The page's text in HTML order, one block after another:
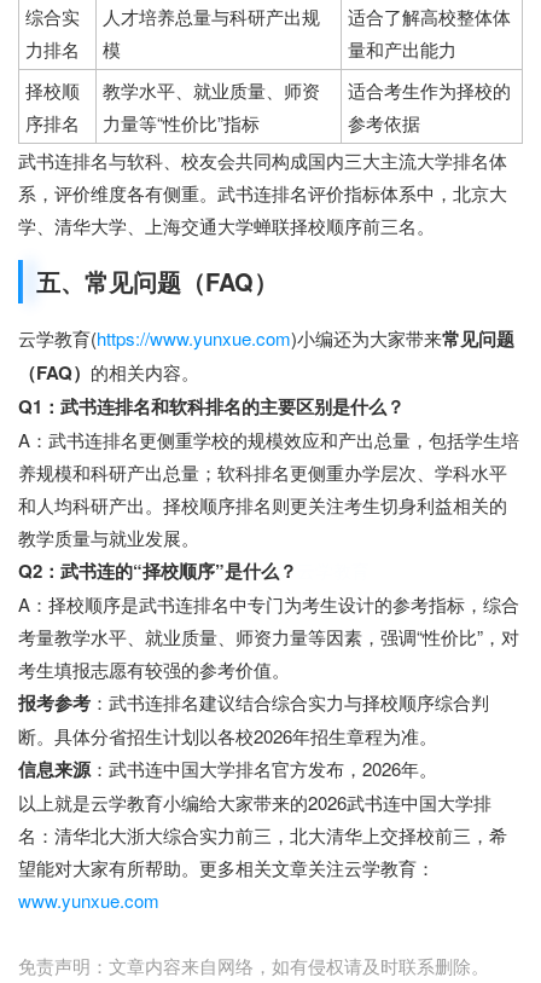
综合实
力排名
人才培养总量与科研产出规
模
适合了解高校整体体
量和产出能力
择校顺
序排名
教学水平、就业质量、师资
力量等“性价比”指标
适合考生作为择校的
参考依据
武书连排名与软科、校友会共同构成国内三大主流大学排名体
系，评价维度各有侧重。武书连排名评价指标体系中，北京大
学、清华大学、上海交通大学蝉联择校顺序前三名。
五、常见问题（FAQ）
云学教育(https://www.yunxue.com)小编还为大家带来常见问题
（FAQ） 的相关内容。
Q1：武书连排名和软科排名的主要区别是什么？
A：武书连排名更侧重学校的规模效应和产出总量，包括学生培
养规模和科研产出总量；软科排名更侧重办学层次、学科水平
和人均科研产出。择校顺序排名则更关注考生切身利益相关的
教学质量与就业发展。
Q2：武书连的“择校顺序”是什么？
A：择校顺序是武书连排名中专门为考生设计的参考指标，综合
考量教学水平、就业质量、师资力量等因素，强调“性价比”，对
考生填报志愿有较强的参考价值。
报考参考 ：武书连排名建议结合综合实力与择校顺序综合判
断。具体分省招生计划以各校2026年招生章程为准。
信息来源 ：武书连中国大学排名官方发布，2026年。
以上就是云学教育小编给大家带来的2026武书连中国大学排
名：清华北大浙大综合实力前三，北大清华上交择校前三，希
望能对大家有所帮助。更多相关文章关注云学教育：
www.yunxue.com
免责声明：文章内容来自网络，如有侵权请及时联系删除。